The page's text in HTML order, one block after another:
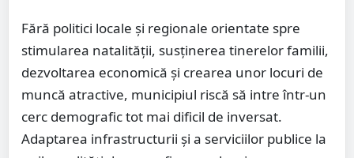
Fără politici locale și regionale orientate spre
stimularea natalității, susținerea tinerelor familii,
dezvoltarea economică și crearea unor locuri de
muncă atractive, municipiul riscă să intre într-un
cerc demografic tot mai dificil de inversat.
Adaptarea infrastructurii și a serviciilor publice la